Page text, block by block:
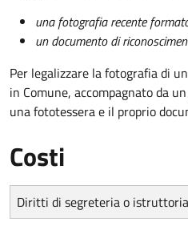
una fotografia recente
un documento di
Per legalizzare la fotografia di
in Comune, accompagnato da
una fototessera e il proprio
Costi
Diritti di segreteria o istruttoria